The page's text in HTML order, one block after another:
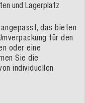
und Lagerplatz
das bieten
für den
oder eine
Sie die
individuellen